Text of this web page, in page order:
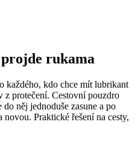
rukama
každého, kdo chce mít lubrikant
z protečení. Cestovní pouzdro
do něj jednoduše zasune a po
Praktické řešení na cesty,